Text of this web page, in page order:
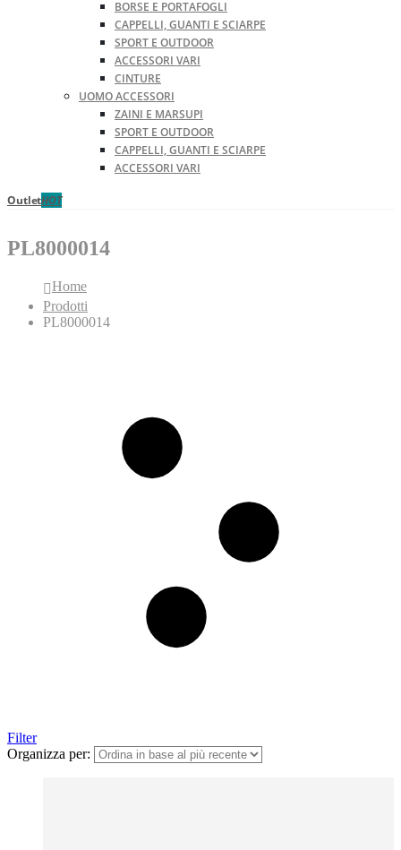
BORSE E PORTAFOGLI
CAPPELLI, GUANTI E SCIARPE
SPORT E OUTDOOR
ACCESSORI VARI
CINTURE
UOMO ACCESSORI
ZAINI E MARSUPI
SPORT E OUTDOOR
CAPPELLI, GUANTI E SCIARPE
ACCESSORI VARI
OutletHOT
PL8000014
Home
Prodotti
PL8000014
Filter
Organizza per: